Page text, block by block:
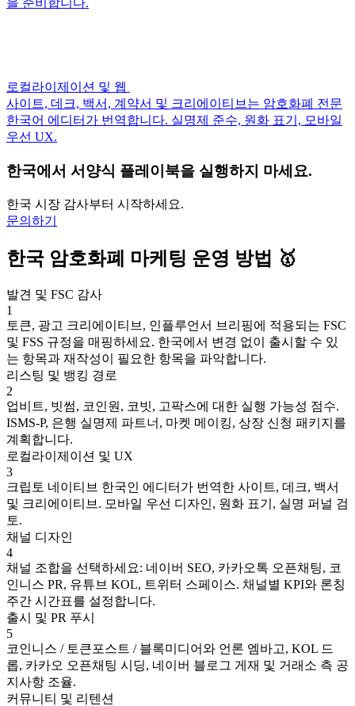
을 준비합니다.
로컬라이제이션 및 웹
사이트, 데크, 백서, 계약서 및 크리에이티브는 암호화폐 전문
한국어 에디터가 번역합니다. 실명제 준수, 원화 표기, 모바일
우선 UX.
한국에서 서양식 플레이북을 실행하지 마세요.
한국 시장 감사부터 시작하세요.
문의하기
한국 암호화폐 마케팅 운영 방법 🥇️
발견 및 FSC 감사
1
토큰, 광고 크리에이티브, 인플루언서 브리핑에 적용되는 FSC
및 FSS 규정을 매핑하세요. 한국에서 변경 없이 출시할 수 있
는 항목과 재작성이 필요한 항목을 파악합니다.
리스팅 및 뱅킹 경로
2
업비트, 빗썸, 코인원, 코빗, 고팍스에 대한 실행 가능성 점수.
ISMS-P, 은행 실명제 파트너, 마켓 메이킹, 상장 신청 패키지를
계획합니다.
로컬라이제이션 및 UX
3
크립토 네이티브 한국인 에디터가 번역한 사이트, 데크, 백서
및 크리에이티브. 모바일 우선 디자인, 원화 표기, 실명 퍼널 검
토.
채널 디자인
4
채널 조합을 선택하세요: 네이버 SEO, 카카오톡 오픈채팅, 코
인니스 PR, 유튜브 KOL, 트위터 스페이스. 채널별 KPI와 론칭
주간 시간표를 설정합니다.
출시 및 PR 푸시
5
코인니스 / 토큰포스트 / 블록미디어와 언론 엠바고, KOL 드
롭, 카카오 오픈채팅 시딩, 네이버 블로그 게재 및 거래소 측 공
지사항 조율.
커뮤니티 및 리텐션